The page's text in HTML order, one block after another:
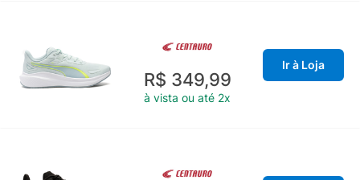
R$ 349,99
à vista ou até 2x
Ir à Loja